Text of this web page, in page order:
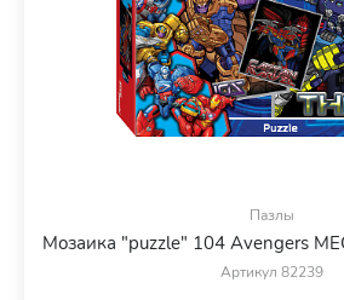
Пазлы
Мозаика "puzzle" 104 Avengers
Артикул 82239